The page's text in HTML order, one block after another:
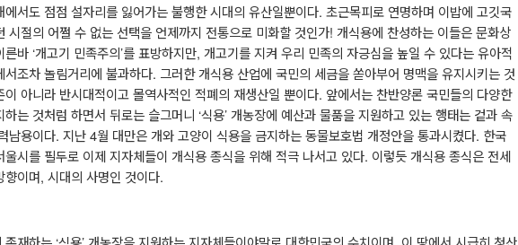
에서도 점점 설자리를 잃어가는 불행한 시대의 유산일뿐이다.초근목피로 연명하며 이밥에 고깃국
시절의 어쩔 수 없는 선택을 언제까지 전통으로 미화할 것인가!개식용에 찬성하는 이들은 문화상
른바 ‘개고기 민족주의’를 표방하지만,개고기를 지켜 우리 민족의 자긍심을 높일 수 있다는 유아적
서조차 놀림거리에 불과하다. 그러한 개식용 산업에 국민의 세금을 쏟아부어 명맥을 유지시키는 것
이 아니라 반시대적이고 몰역사적인 적폐의 재생산일 뿐이다. 앞에서는 찬반양론 국민들의 다양한
하는 것처럼 하면서 뒤로는 슬그머니 ‘식용’개농장에 예산과 물품을 지원하고 있는 행태는 겉과 속
남용이다.지난4월 대만은 개와 고양이 식용을 금지하는 동물보호법 개정안을 통과시켰다. 한국
울시를 필두로 이제 지자체들이 개식용 종식을 위해 적극 나서고 있다. 이렇듯 개식용 종식은 전세
향이며,시대의 사명인 것이다.